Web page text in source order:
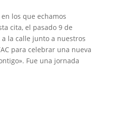
los que echamos
cita, el pasado 9 de
la calle junto a nuestros
para celebrar una nueva
Fue una jornada